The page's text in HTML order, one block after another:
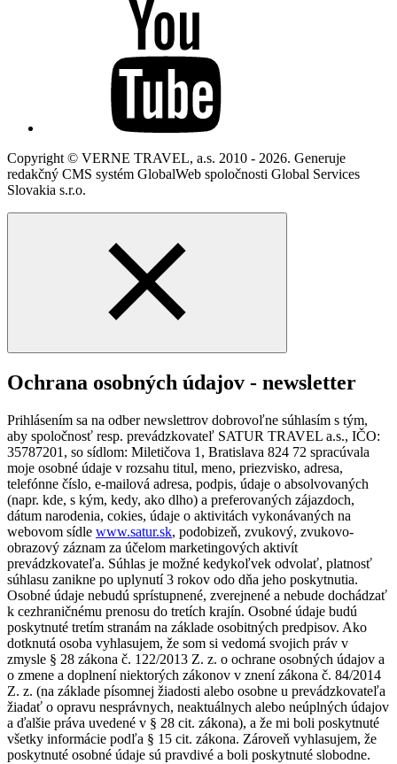
Copyright © VERNE TRAVEL, a.s. 2010 - 2026. Generuje
redakčný CMS systém GlobalWeb spoločnosti Global Services
Slovakia s.r.o.
Ochrana osobných údajov - newsletter
Prihlásením sa na odber newslettrov dobrovoľne súhlasím s tým,
aby spoločnosť resp. prevádzkovateľ SATUR TRAVEL a.s., IČO:
35787201, so sídlom: Miletičova 1, Bratislava 824 72 spracúvala
moje osobné údaje v rozsahu titul, meno, priezvisko, adresa,
telefónne číslo, e-mailová adresa, podpis, údaje o absolvovaných
(napr. kde, s kým, kedy, ako dlho) a preferovaných zájazdoch,
dátum narodenia, cokies, údaje o aktivitách vykonávaných na
webovom sídle www.satur.sk, podobizeň, zvukový, zvukovo-
obrazový záznam za účelom marketingových aktivít
prevádzkovateľa. Súhlas je možné kedykoľvek odvolať, platnosť
súhlasu zanikne po uplynutí 3 rokov odo dňa jeho poskytnutia.
Osobné údaje nebudú sprístupnené, zverejnené a nebude dochádzať
k cezhraničnému prenosu do tretích krajín. Osobné údaje budú
poskytnuté tretím stranám na základe osobitných predpisov. Ako
dotknutá osoba vyhlasujem, že som si vedomá svojich práv v
zmysle § 28 zákona č. 122/2013 Z. z. o ochrane osobných údajov a
o zmene a doplnení niektorých zákonov v znení zákona č. 84/2014
Z. z. (na základe písomnej žiadosti alebo osobne u prevádzkovateľa
žiadať o opravu nesprávnych, neaktuálnych alebo neúplných údajov
a ďalšie práva uvedené v § 28 cit. zákona), a že mi boli poskytnuté
všetky informácie podľa § 15 cit. zákona. Zároveň vyhlasujem, že
poskytnuté osobné údaje sú pravdivé a boli poskytnuté slobodne.